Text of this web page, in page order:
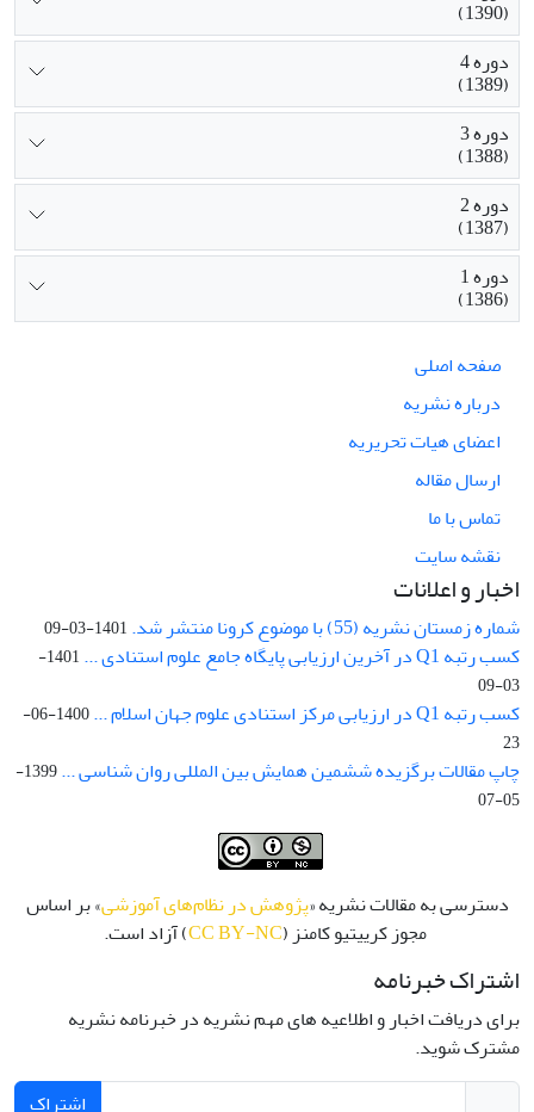
(1390)
دوره 4
(1389)
دوره 3
(1388)
دوره 2
(1387)
دوره 1
(1386)
صفحه اصلی
درباره نشریه
اعضای هیات تحریریه
ارسال مقاله
تماس با ما
نقشه سایت
اخبار و اعلانات
شماره زمستان نشریه (55) با موضوع کرونا منتشر شد. 1401-03-09
کسب رتبه Q1 در آخرین ارزیابی پایگاه جامع علوم استنادی ...
1401-
03-09
کسب رتبه Q1 در ارزیابی مرکز استنادی علوم جهان اسلام ...
1400-06-
23
چاپ مقالات برگزیده ششمین همایش بین المللی روان شناسی ...
1399-
05-07
دسترسی به مقالات نشریه «پژوهش در نظام‌های آموزشی» بر اساس
مجوز کرییتیو کامنز (CC BY-NC) آزاد است.
اشتراک خبرنامه
برای دریافت اخبار و اطلاعیه های مهم نشریه در خبرنامه نشریه
مشترک شوید.
اشتراک